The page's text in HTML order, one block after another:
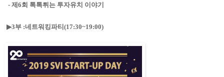
- 제 6회 톡톡튀는 투자유치 이야기
▶3부 :네트워킹파티 (17:30~19:00)